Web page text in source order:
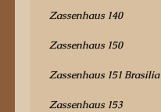
Zassenhaus 140
Zassenhaus 150
Zassenhaus 151 Brasilia
Zassenhaus 153